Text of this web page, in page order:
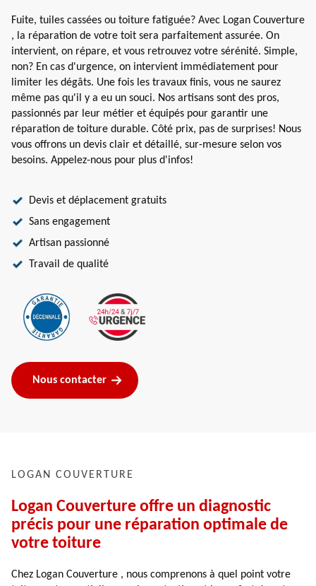
Fuite, tuiles cassées ou toiture fatiguée? Avec Logan Couverture
, la réparation de votre toit sera parfaitement assurée. On
intervient, on répare, et vous retrouvez votre sérénité. Simple,
non? En cas d'urgence, on intervient immédiatement pour
limiter les dégâts. Une fois les travaux finis, vous ne saurez
même pas qu'il y a eu un souci. Nos artisans sont des pros,
passionnés par leur métier et équipés pour garantir une
réparation de toiture durable. Côté prix, pas de surprises! Nous
vous offrons un devis clair et détaillé, sur-mesure selon vos
besoins. Appelez-nous pour plus d'infos!
Devis et déplacement gratuits
Sans engagement
Artisan passionné
Travail de qualité
Nous contacter
LOGAN COUVERTURE
Logan Couverture offre un diagnostic
précis pour une réparation optimale de
votre toiture
Chez Logan Couverture , nous comprenons à quel point votre